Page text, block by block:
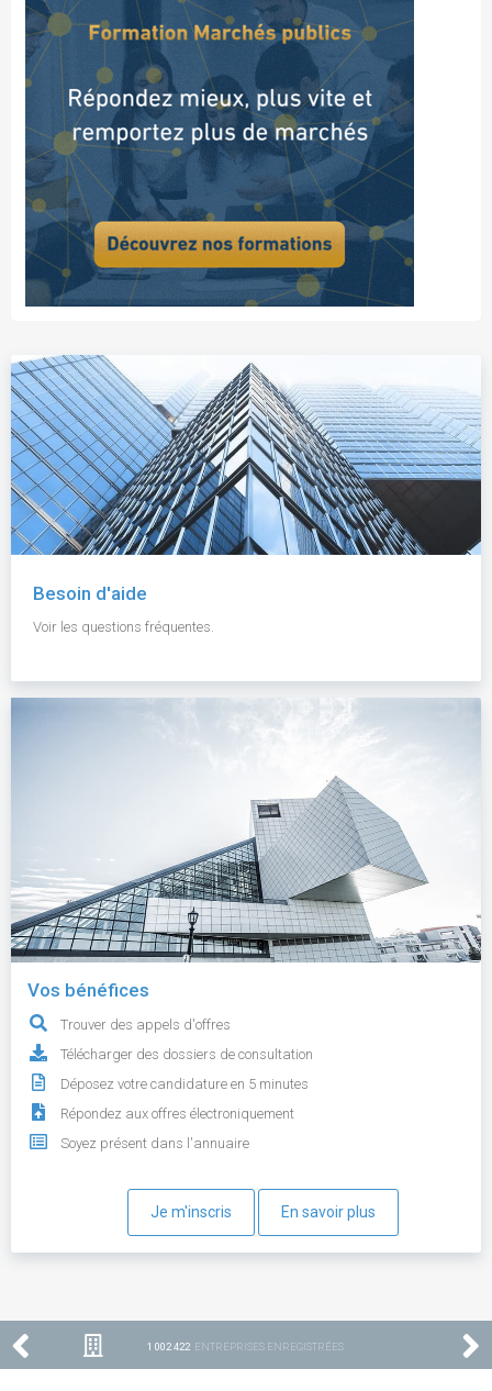
Besoin d'aide
Voir les questions fréquentes.
Vos bénéfices
Trouver des appels d'offres
Télécharger des dossiers de consultation
Déposez votre candidature en 5 minutes
Répondez aux offres électroniquement
Soyez présent dans l'annuaire
Je m'inscris En savoir plus
1 002 422 ENTREPRISES ENREGISTRÉES